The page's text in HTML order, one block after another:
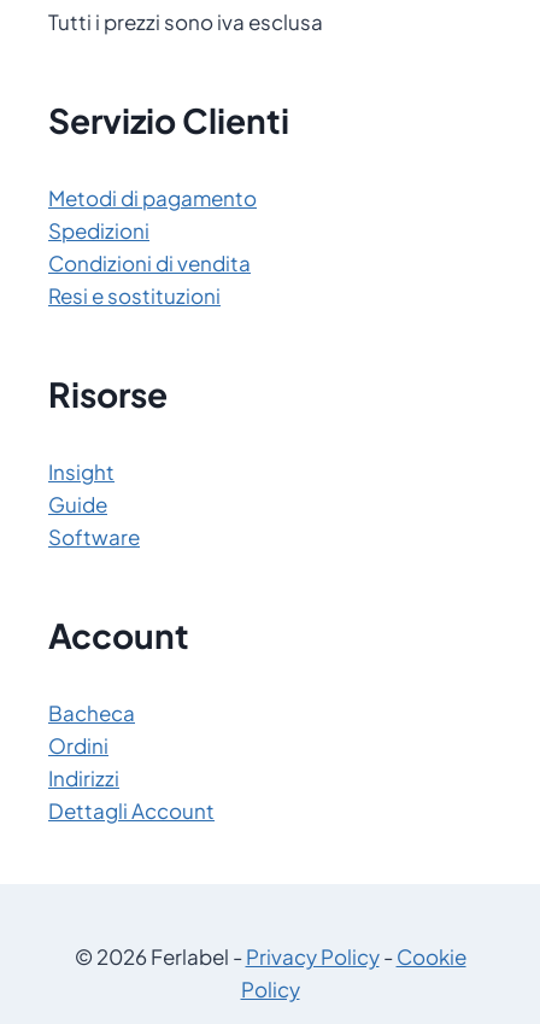
Tutti i prezzi sono iva esclusa
Servizio Clienti
Metodi di pagamento
Spedizioni
Condizioni di vendita
Resi e sostituzioni
Risorse
Insight
Guide
Software
Account
Bacheca
Ordini
Indirizzi
Dettagli Account
© 2026 Ferlabel -Privacy Policy-Cookie
Policy